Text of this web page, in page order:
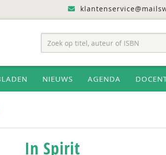
NIEUWS AGENDA
In Spirit